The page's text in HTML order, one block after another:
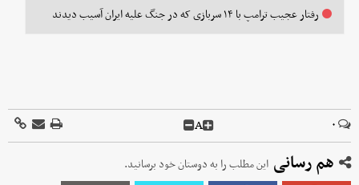
رفتار عجیب ترامپ با ۱۴ سربازی که در جنگ علیه ایران آسیب دیدند
۰ A
هم رسانی این مطلب را به دوستان خود برسانید.